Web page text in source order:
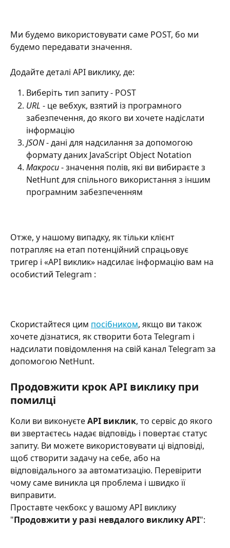
Ми будемо використовувати саме POST, бо ми
будемо передавати значення.
Додайте деталі API виклику, де:
Виберіть тип запиту - POST
URL - це вебхук, взятий із програмного
забезпечення, до якого ви хочете надіслати
інформацію
JSON - дані для надсилання за допомогою
формату даних JavaScript Object Notation
Макроси - значення полів, які ви вибираєте з
NetHunt для спільного використання з іншим
програмним забезпеченням
Отже, у нашому випадку, як тільки клієнт
потрапляє на етап потенційний спрацьовує
тригер і «API виклик» надсилає інформацію вам на
особистий Telegram :
Скористайтеся цим посібником, якщо ви також
хочете дізнатися, як створити бота Telegram і
надсилати повідомлення на свій канал Telegram за
допомогою NetHunt.
Продовжити крок API виклику при
помилці
Коли ви виконуєте API виклик, то сервіс до якого
ви звертаєтесь надає відповідь і повертає статус
запиту. Ви можете використовувати ці відповіді,
щоб створити задачу на себе, або на
відповідального за автоматизацію. Перевірити
чому саме виникла ця проблема і швидко її
виправити.
Проставте чекбокс у вашому API виклику
"Продовжити у разі невдалого виклику API":